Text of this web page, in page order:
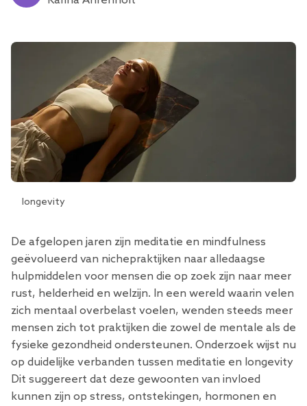
longevity
De afgelopen jaren zijn meditatie en mindfulness
geëvolueerd van nichepraktijken naar alledaagse
hulpmiddelen voor mensen die op zoek zijn naar meer
rust, helderheid en welzijn. In een wereld waarin velen
zich mentaal overbelast voelen, wenden steeds meer
mensen zich tot praktijken die zowel de mentale als de
fysieke gezondheid ondersteunen. Onderzoek wijst nu
op duidelijke verbanden tussen meditatie en longevity
Dit suggereert dat deze gewoonten van invloed
kunnen zijn op stress, ontstekingen, hormonen en